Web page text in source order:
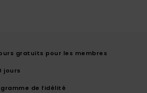
gratuits pour les membres
jours
de fidélité